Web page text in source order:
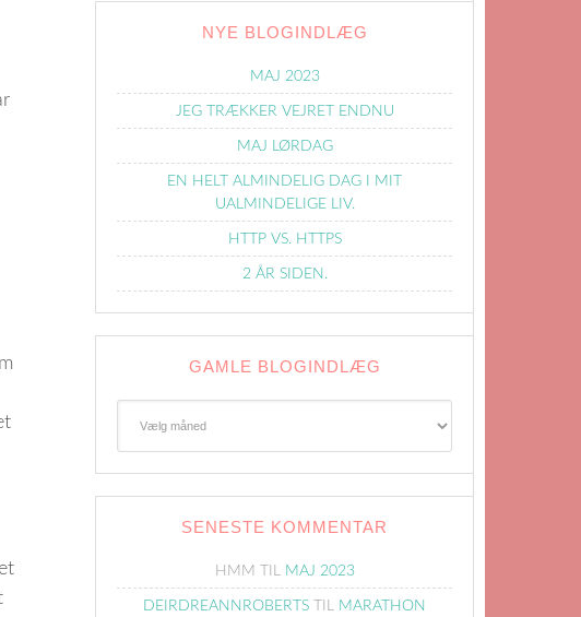
NYE BLOGINDLÆG
MAJ 2023
JEG TRÆKKER VEJRET ENDNU
MAJ LØRDAG
EN HELT ALMINDELIG DAG I MIT
UALMINDELIGE LIV.
HTTP VS. HTTPS
2 ÅR SIDEN.
GAMLE BLOGINDLÆG
SENESTE KOMMENTAR
HMM TIL MAJ 2023
DEIRDREANNROBERTS TIL MARATHON